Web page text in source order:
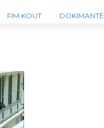
FIM KOUT DOKIMANTÈ